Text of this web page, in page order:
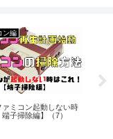
ン編
ァミコン起動しない時
子掃除編】（7）